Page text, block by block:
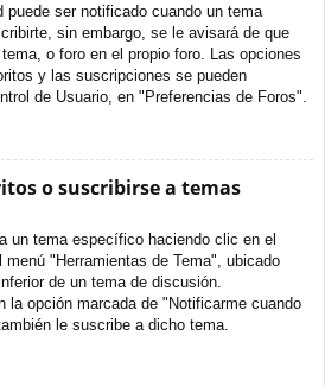
ser notificado cuando un tema
sin embargo, se le avisará de que
o foro en el propio foro. Las opciones
y las suscripciones se pueden
de Usuario, en "Preferencias de Foros".
o suscribirse a temas
un tema específico haciendo clic en el
"Herramientas de Tema", ubicado
de un tema de discusión.
la opción marcada de "Notificarme cuando
le suscribe a dicho tema.